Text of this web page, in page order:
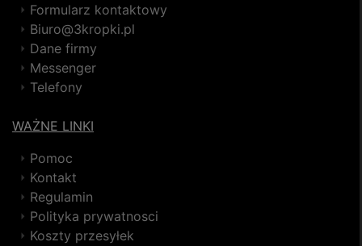
Formularz kontaktowy
Biuro@3kropki.pl
Dane firmy
Messenger
Telefony
WAŻNE LINKI
Pomoc
Kontakt
Regulamin
Polityka prywatnosci
Koszty przesyłek